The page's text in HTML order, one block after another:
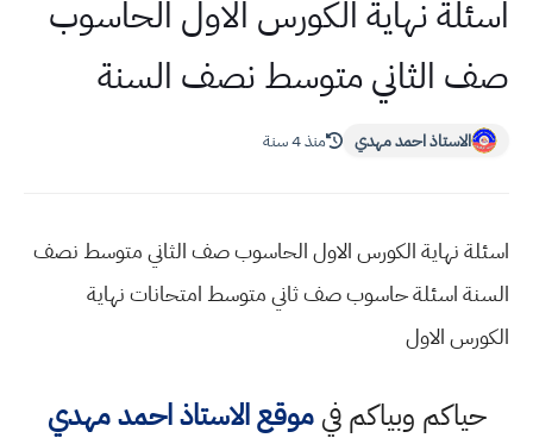
اسئلة نهاية الكورس الاول الحاسوب
صف الثاني متوسط نصف السنة
الاستاذ احمد مهدي منذ 4 سنة
اسئلة نهاية الكورس الاول الحاسوب صف الثاني متوسط نصف
السنة اسئلة حاسوب صف ثاني متوسط امتحانات نهاية
الكورس الاول
حياكم وبياكم فيموقع الاستاذ احمد مهدي